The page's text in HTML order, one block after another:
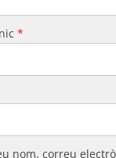
*
nom, correu